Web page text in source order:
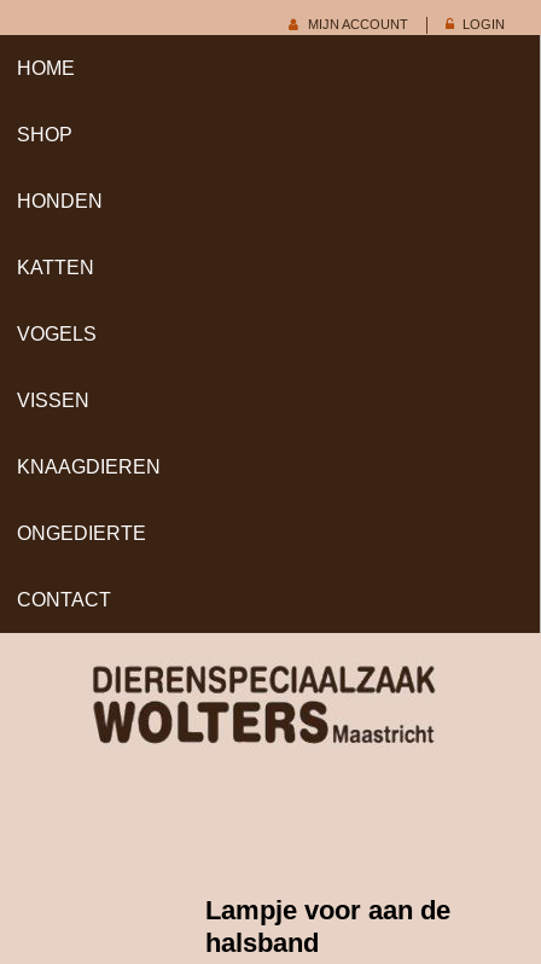
MIJN ACCOUNT LOGIN
HOME
SHOP
HONDEN
KATTEN
VOGELS
VISSEN
KNAAGDIEREN
ONGEDIERTE
CONTACT
Lampje voor aan de
halsband